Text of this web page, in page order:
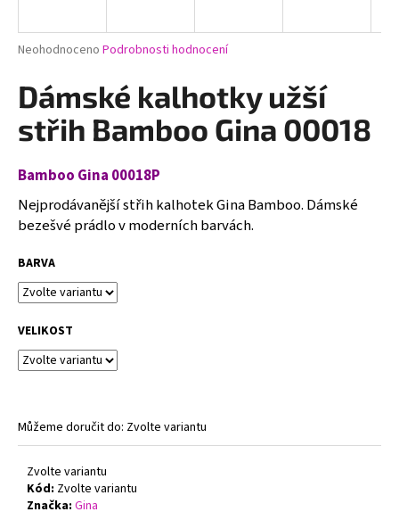
Průměrné
produktu
je
z
hvězdiček.
Neohodnoceno Podrobnosti hodnocení
Dámské kalhotky užší
střih Bamboo Gina 00018
Bamboo Gina 00018P
Nejprodávanější střih kalhotekGina Bamboo. Dámské
bezešvé prádlo v moderních barvách.
BARVA
VELIKOST
Můžeme doručit do: Zvolte variantu
Zvolte variantu
Kód: Zvolte variantu
Značka: Gina
j
t
?
HLEDAT
D
o
p
r
u
j
m